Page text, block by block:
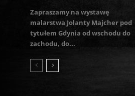
Zapraszamy na wystawę
malarstwa Jolanty Majcher pod
tytułem Gdynia od wschodu do
zachodu, do...